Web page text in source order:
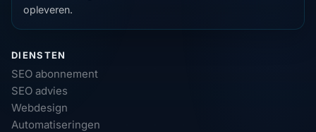
opleveren.
DIENSTEN
SEO abonnement
SEO advies
Webdesign
Automatiseringen